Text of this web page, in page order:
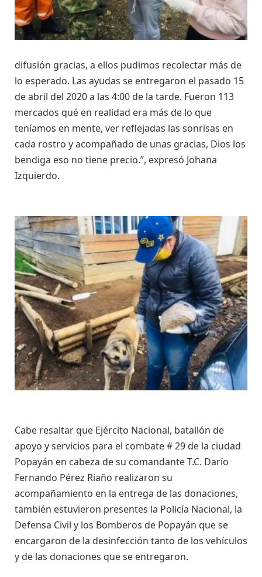
difusión gracias, a ellos pudimos recolectar más de
lo esperado. Las ayudas se entregaron el pasado 15
de abril del 2020 a las 4:00 de la tarde. Fueron 113
mercados qué en realidad era más de lo que
teníamos en mente, ver reflejadas las sonrisas en
cada rostro y acompañado de unas gracias, Dios los
bendiga eso no tiene precio.”, expresó Johana
Izquierdo.
Cabe resaltar que Ejército Nacional, batallón de
apoyo y servicios para el combate # 29 de la ciudad
Popayán en cabeza de su comandante T.C. Darío
Fernando Pérez Riaño realizaron su
acompañamiento en la entrega de las donaciones,
también estuvieron presentes la Policía Nacional, la
Defensa Civil y los Bomberos de Popayán que se
encargaron de la desinfección tanto de los vehículos
y de las donaciones que se entregaron.